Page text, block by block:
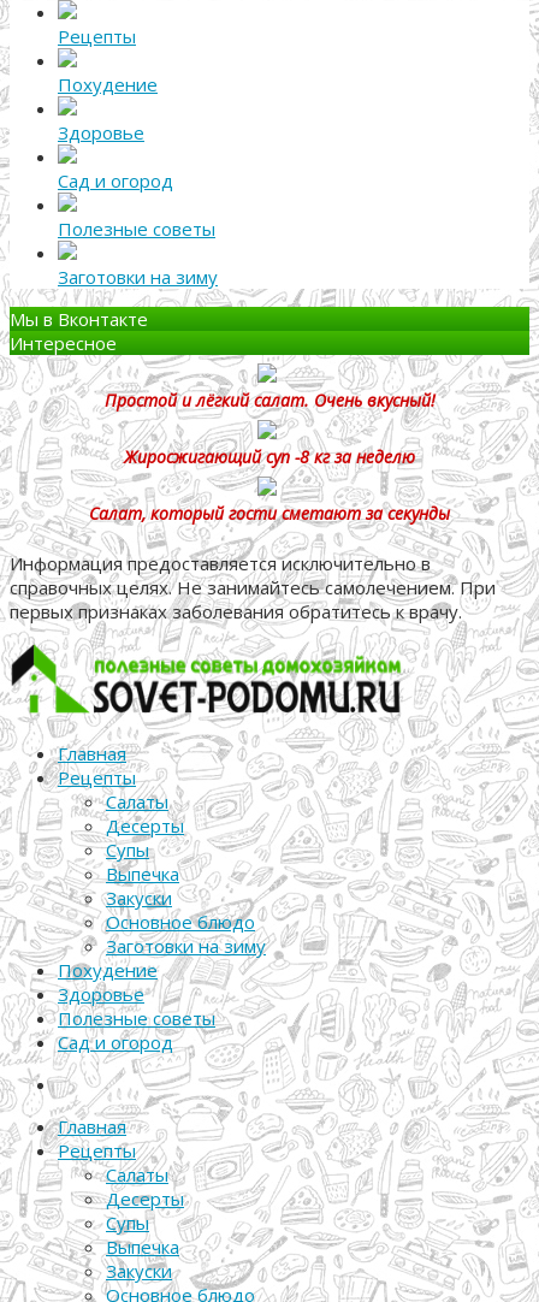
Рецепты
Похудение
Здоровье
Сад и огород
Полезные советы
Заготовки на зиму
Мы в Вконтакте
Интересное
Простой и лёгкий салат. Очень вкусный!
Жиросжигающий суп -8 кг за неделю
Салат, который гости сметают за секунды
Информация предоставляется исключительно в
справочных целях. Не занимайтесь самолечением. При
первых признаках заболевания обратитесь к врачу.
Главная
Рецепты
Салаты
Десерты
Супы
Выпечка
Закуски
Основное блюдо
Заготовки на зиму
Похудение
Здоровье
Полезные советы
Сад и огород
Главная
Рецепты
Салаты
Десерты
Супы
Выпечка
Закуски
Основное блюдо